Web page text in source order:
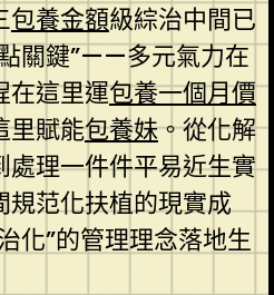
包養金額級綜治中間已
關鍵”——多元氣力在
在這里運包養一個月價
里賦能包養妹。從化解
理一件件平易近生實
范化扶植的現實成
化”的管理理念落地生